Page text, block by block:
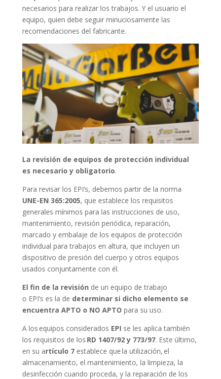
necesarios para realizar los trabajos. Y el usuario el
equipo, quien debe seguir minuciosamente las
recomendaciones del fabricante.
La revisión de equipos de protección individual
es necesario y obligatorio.
Para revisar los EPI’s, debemos partir de la norma
UNE-EN 365:2005, que establece los requisitos
generales mínimos para las instrucciones de uso,
mantenimiento, revisión periódica, reparación,
marcado y embalaje de los equipos de protección
individual para trabajos en altura, que incluyen un
dispositivo de presión del cuerpo y otros equipos
usados conjuntamente con él.
El fin de la revisión de un equipo de trabajo
o EPI’s es la de determinar si dicho elemento se
encuentra APTO o NO APTO para su uso.
A los equipos considerados EPI se les aplica también
los requisitos de los RD 1407/92 y 773/97. Este último,
en su artículo 7establece que la utilización, el
almacenamiento, el mantenimiento, la limpieza, la
desinfección cuando proceda, y la reparación de los